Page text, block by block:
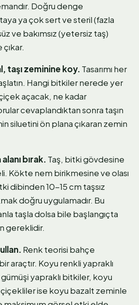
Doğru denge
ya çok sert ve steril (fazla
ve bakımsız (yetersiz taş)
taşı zeminine koy. Tasarımı her
Hangi bitkiler nerede yer
açacak, ne kadar
cevaplandıktan sonra taşın
siluetini ön plana çıkaran zemin
bırak. Taş, bitki gövdesine
Kökte nem birikmesine ve olası
dibinden 10-15 cm taşsız
doğru uygulamadır. Bu
taşla dolsa bile başlangıçta
gereklidir.
Renk teorisi bahçe
araçtır. Koyu renkli yapraklı
yapraklı bitkiler, koyu
çiçekliler ise koyu bazalt zeminle